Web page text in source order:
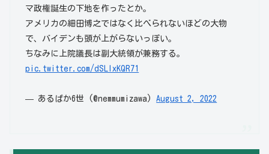
マ政権誕生の下地を作ったとか。
アメリカの細田博之ではなく比べられないほどの大物
で、バイデンも頭が上がらないっぽい。
ちなみに上院議長は副大統領が兼務する。
pic.twitter.com/dSLIxKQR71
— あるぱか6世 (@nemmumizawa)August 2, 2022